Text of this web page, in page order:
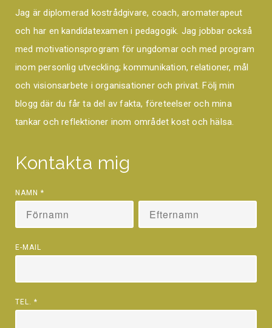
Jag är diplomerad kostrådgivare, coach, aromaterapeut
och har en kandidatexamen i pedagogik. Jag jobbar också
med motivationsprogram för ungdomar och med program
inom personlig utveckling; kommunikation, relationer, mål
och visionsarbete i organisationer och privat. Följ min
blogg där du får ta del av fakta, företeelser och mina
tankar och reflektioner inom området kost och hälsa.
Kontakta mig
NAMN *
E-MAIL
TEL. *